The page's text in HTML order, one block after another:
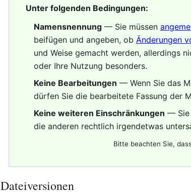
Unter folgenden Bedingungen:
Namensnennung — Sie müssen
beifügen und angeben, ob Änderungen
und Weise gemacht werden, allerdings
oder Ihre Nutzung besonders.
Keine Bearbeitungen — Wenn Sie das
dürfen Sie die bearbeitete Fassung der
Keine weiteren Einschränkungen — Sie
die anderen rechtlich irgendetwas
Bitte beachten Sie,
Dateiversionen